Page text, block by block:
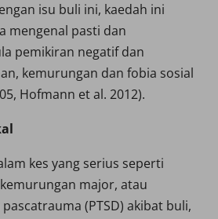
isu buli ini, kaedah ini
mengenal pasti dan
pemikiran negatif dan
kemurungan dan fobia sosial
Hofmann et al. 2012).
kes yang serius seperti
major, atau
(PTSD) akibat buli,